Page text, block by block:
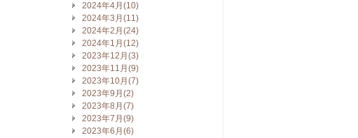
2024年4月(10)
2024年3月(11)
2024年2月(24)
2024年1月(12)
2023年12月(3)
2023年11月(9)
2023年10月(7)
2023年9月(2)
2023年8月(7)
2023年7月(9)
2023年6月(6)